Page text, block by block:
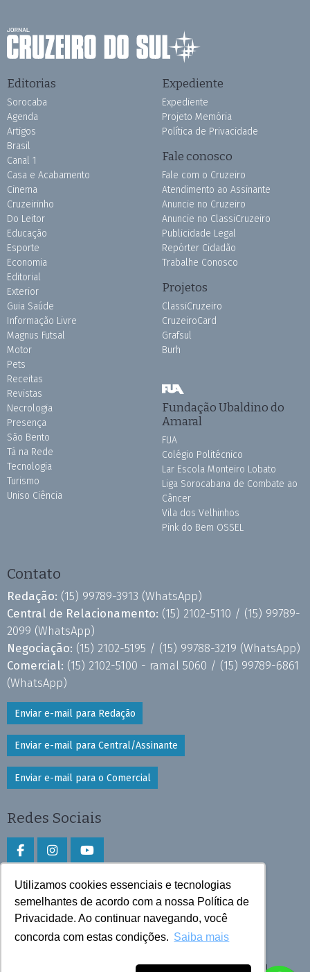
Utilizamos cookies essenciais e tecnologias
semelhantes de acordo com a nossa Política de
Privacidade. Ao continuar navegando, você
concorda com estas condições. Saiba mais
Editorias
Sorocaba
Agenda
Artigos
Brasil
Canal 1
Casa e Acabamento
Cinema
Cruzeirinho
Do Leitor
Educação
Esporte
Economia
Editorial
Exterior
Guia Saúde
Informação Livre
Magnus Futsal
Motor
Pets
Receitas
Revistas
Necrologia
Presença
São Bento
Tá na Rede
Tecnologia
Turismo
Uniso Ciência
Expediente
Expediente
Projeto Memória
Política de Privacidade
Fale conosco
Fale com o Cruzeiro
Atendimento ao Assinante
Anuncie no Cruzeiro
Anuncie no ClassiCruzeiro
Publicidade Legal
Repórter Cidadão
Trabalhe Conosco
Projetos
ClassiCruzeiro
CruzeiroCard
Grafsul
Burh
Fundação Ubaldino do
Amaral
FUA
Colégio Politécnico
Lar Escola Monteiro Lobato
Liga Sorocabana de Combate ao
Câncer
Vila dos Velhinhos
Pink do Bem OSSEL
Contato
Redação: (15) 99789-3913 (WhatsApp)
Central de Relacionamento: (15) 2102-5110 / (15) 99789-
2099 (WhatsApp)
Negociação: (15) 2102-5195 / (15) 99788-3219 (WhatsApp)
Comercial: (15) 2102-5100 - ramal 5060 / (15) 99789-6861
(WhatsApp)
Enviar e-mail para Redação
Enviar e-mail para Central/Assinante
Enviar e-mail para o Comercial
Redes Sociais
Faça download do aplicativo
Play Store e App Store
Todos os direitos reservados © 2026 Cruzeiro do Sul